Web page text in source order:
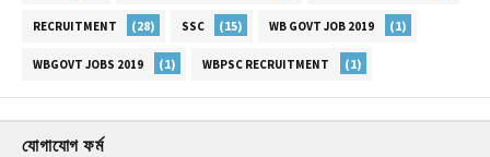
RECRUITMENT (28) SSC (15) WB GOVT JOB 2019 (1)
WBGOVT JOBS 2019 (1) WBPSC RECRUITMENT (1)
যোগাযোগ ফর্ম